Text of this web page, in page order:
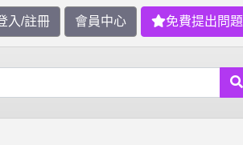
入/註冊 會員中心 免費提出問題